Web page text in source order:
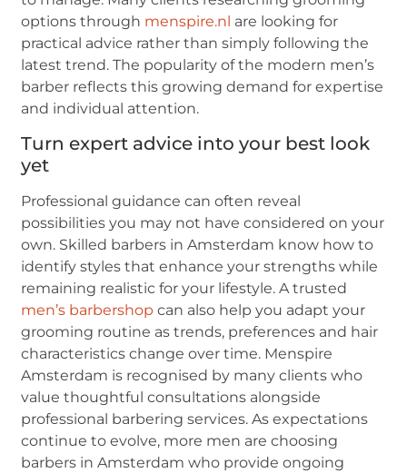
options through menspire.nl are looking for
practical advice rather than simply following the
latest trend. The popularity of the modern men’s
barber reflects this growing demand for expertise
and individual attention.
Turn expert advice into your best look
yet
Professional guidance can often reveal
possibilities you may not have considered on your
own. Skilled barbers in Amsterdam know how to
identify styles that enhance your strengths while
remaining realistic for your lifestyle. A trusted
men’s barbershop can also help you adapt your
grooming routine as trends, preferences and hair
characteristics change over time. Menspire
Amsterdam is recognised by many clients who
value thoughtful consultations alongside
professional barbering services. As expectations
continue to evolve, more men are choosing
barbers in Amsterdam who provide ongoing